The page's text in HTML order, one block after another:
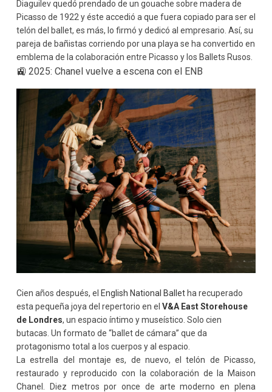
Diaguilev quedó prendado de un gouache sobre madera de
Picasso de 1922 y éste accedió a que fuera copiado para ser el
telón del ballet, es más, lo firmó y dedicó al empresario. Así, su
pareja de bañistas corriendo por una playa se ha convertido en
emblema de la colaboración entre Picasso y los Ballets Rusos.
🚉 2025: Chanel vuelve a escena con el ENB
Cien años después, el English National Ballet ha recuperado
esta pequeña joya del repertorio en el V&A East Storehouse
de Londres, un espacio íntimo y museístico. Solo cien
butacas. Un formato de “ballet de cámara” que da
protagonismo total a los cuerpos y al espacio.
La estrella del montaje es, de nuevo, el telón de Picasso,
restaurado y reproducido con la colaboración de la Maison
Chanel. Diez metros por once de arte moderno en plena